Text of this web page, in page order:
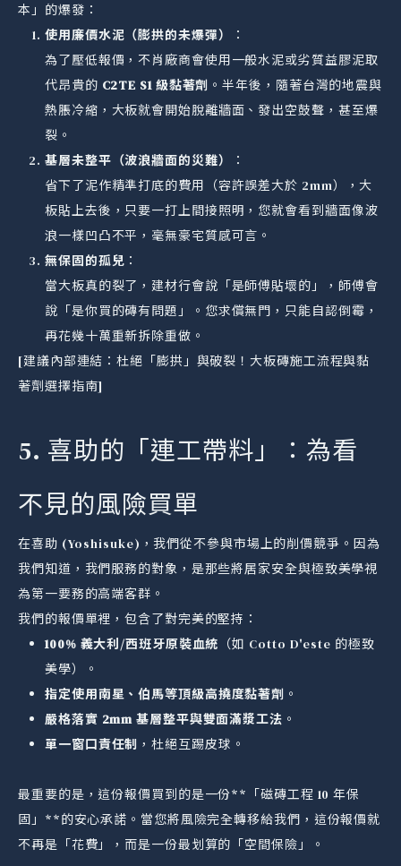
本」的爆發：
使用廉價水泥（膨拱的未爆彈）
：
為了壓低報價，不肖廠商會使用一般水泥或劣質益膠泥取
代昂貴的 C2TE S1 級黏著劑 。半年後，隨著台灣的地震與
熱脹冷縮，大板就會開始脫離牆面、發出空鼓聲，甚至爆
裂。
基層未整平（波浪牆面的災難）
：
省下了泥作精準打底的費用（容許誤差大於 2mm），大
板貼上去後，只要一打上間接照明，您就會看到牆面像波
浪一樣凹凸不平，毫無豪宅質感可言。
無保固的孤兒 ：
當大板真的裂了，建材行會說「是師傅貼壞的」，師傅會
說「是你買的磚有問題」。您求償無門，只能自認倒霉，
再花幾十萬重新拆除重做。
[建議內部連結：杜絕「膨拱」與破裂！大板磚施工流程與黏
著劑選擇指南]
5. 喜助的「連工帶料」：為看
不見的風險買單
在喜助 (Yoshisuke)，我們從不參與市場上的削價競爭。因為
我們知道，我們服務的對象，是那些將居家安全與極致美學視
為第一要務的高端客群。
我們的報價單裡，包含了對完美的堅持：
100% 義大利/西班牙原裝血統 （如 Cotto D'este 的極致
美學）。
指定使用南星、伯馬等頂級高撓度黏著劑 。
嚴格落實 2mm 基層整平與雙面滿漿工法 。
單一窗口責任制 ，杜絕互踢皮球。
最重要的是，這份報價買到的是一份**「磁磚工程 10 年保
固」**的安心承諾。當您將風險完全轉移給我們，這份報價就
不再是「花費」，而是一份最划算的「空間保險」。